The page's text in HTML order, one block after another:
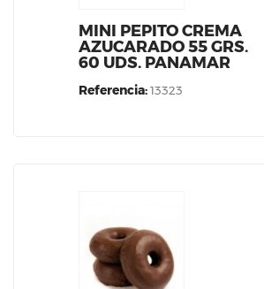
MINI PEPITO CREMA
AZUCARADO 55 GRS.
60 UDS. PANAMAR
Referencia:13323